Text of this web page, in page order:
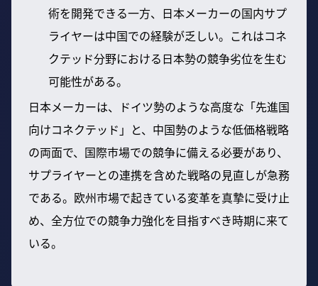
術を開発できる一方、日本メーカーの国内サプ
ライヤーは中国での経験が乏しい。これはコネ
クテッド分野における日本勢の競争劣位を生む
可能性がある。
日本メーカーは、ドイツ勢のような高度な「先進国
向けコネクテッド」と、中国勢のような低価格戦略
の両面で、国際市場での競争に備える必要があり、
サプライヤーとの連携を含めた戦略の見直しが急務
である。欧州市場で起きている変革を真摯に受け止
め、全方位での競争力強化を目指すべき時期に来て
いる。